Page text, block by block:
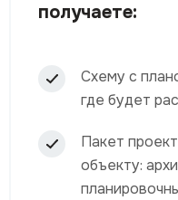
получаете:
Схему с
где будет
Пакет
объекту: